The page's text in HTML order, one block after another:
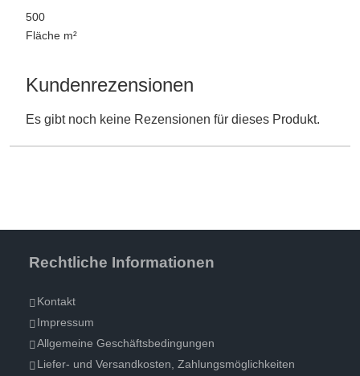
500
Fläche m²
Kundenrezensionen
Es gibt noch keine Rezensionen für dieses Produkt.
Rechtliche Informationen
Kontakt
Impressum
Allgemeine Geschäftsbedingungen
Liefer- und Versandkosten, Zahlungsmöglichkeiten